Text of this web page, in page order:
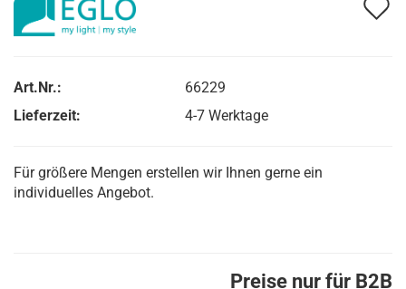
Art.Nr.:
66229
Lieferzeit:
4-7 Werktage
Für größere Mengen erstellen wir Ihnen gerne ein
individuelles Angebot.
Preise nur für B2B